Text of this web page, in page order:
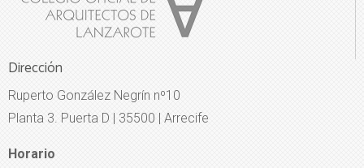
Dirección
Ruperto González Negrín nº10
Planta 3. Puerta D | 35500 | Arrecife
Horario